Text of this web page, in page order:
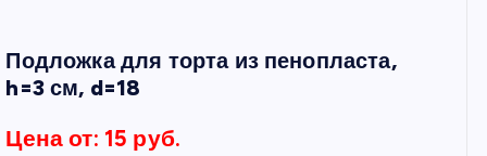
Подложка для торта из пенопласта,
h=3 см, d=18
Цена от: 15 руб.